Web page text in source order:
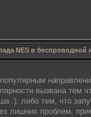
NES в беспроводной
вызвана тем
:), либо тем, что
лишних проблем,